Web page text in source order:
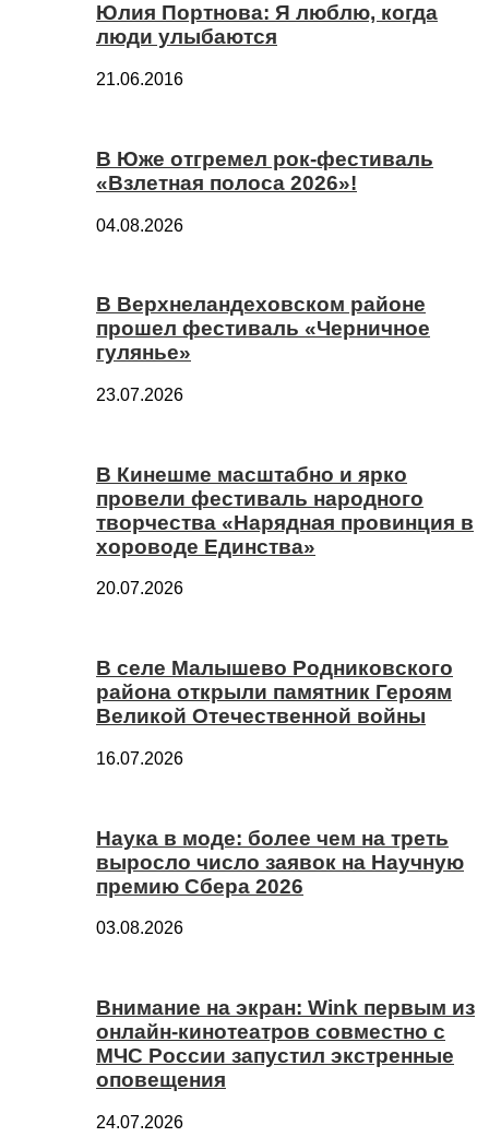
Юлия Портнова: Я люблю, когда
люди улыбаются
21.06.2016
В Юже отгремел рок-фестиваль
«Взлетная полоса 2026»!
04.08.2026
В Верхнеландеховском районе
прошел фестиваль «Черничное
гулянье»
23.07.2026
В Кинешме масштабно и ярко
провели фестиваль народного
творчества «Нарядная провинция в
хороводе Единства»
20.07.2026
В селе Малышево Родниковского
района открыли памятник Героям
Великой Отечественной войны
16.07.2026
Наука в моде: более чем на треть
выросло число заявок на Научную
премию Сбера 2026
03.08.2026
Внимание на экран: Wink первым из
онлайн-кинотеатров совместно с
МЧС России запустил экстренные
оповещения
24.07.2026